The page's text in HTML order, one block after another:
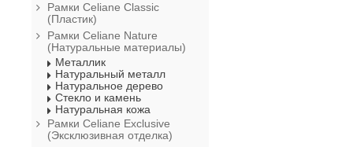
Рамки Celiane Classic
(Пластик)
Рамки Celiane Nature
(Натуральные материалы)
Металлик
Натуральный металл
Натуральное дерево
Стекло и камень
Натуральная кожа
Рамки Celiane Exclusive
(Эксклюзивная отделка)